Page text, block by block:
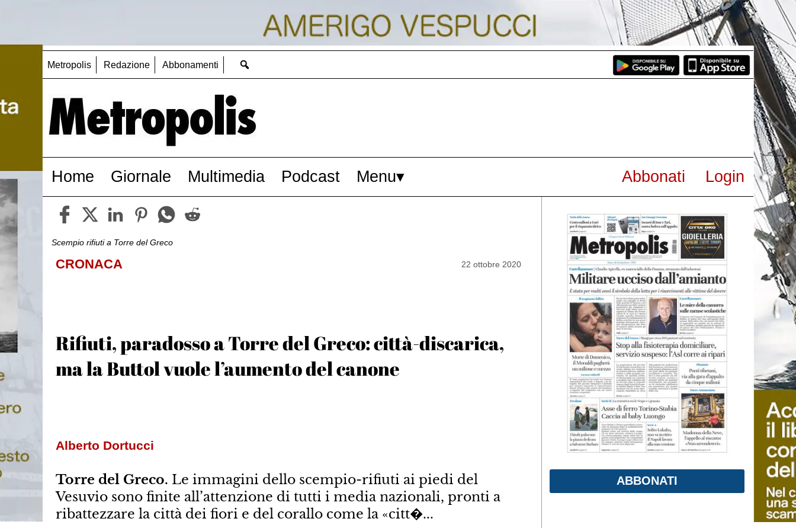
Metropolis Redazione Abbonamenti
Home Giornale Multimedia Podcast Menu Abbonati Login
Scempio rifiuti a Torre del Greco
CRONACA 22 ottobre 2020
Rifiuti, paradosso a Torre del Greco: città-discarica,
ma la Buttol vuole l’aumento del canone
Alberto Dortucci
Torre del Greco. Le immagini dello scempio-rifiuti ai piedi del
Vesuvio sono finite all’attenzione di tutti i media nazionali, pronti a
ribattezzare la città dei fiori e del corallo come la «citt�...
ABBONATI